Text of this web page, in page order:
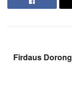
Firdaus